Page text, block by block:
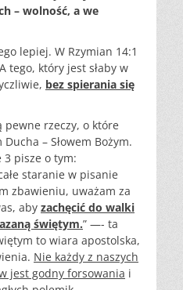
– wolność, a we
lepiej. W Rzymian 14:1
tego, który jest słaby w
bez spierania się
rzeczy, o które
– Słowem Bożym.
3 pisze o tym:
staranie w pisanie
zbawieniu, uważam za
aby zachęcić do walki
świętym.” —- ta
to wiara apostolska,
Nie każdy z naszych
jest godny forsowania i